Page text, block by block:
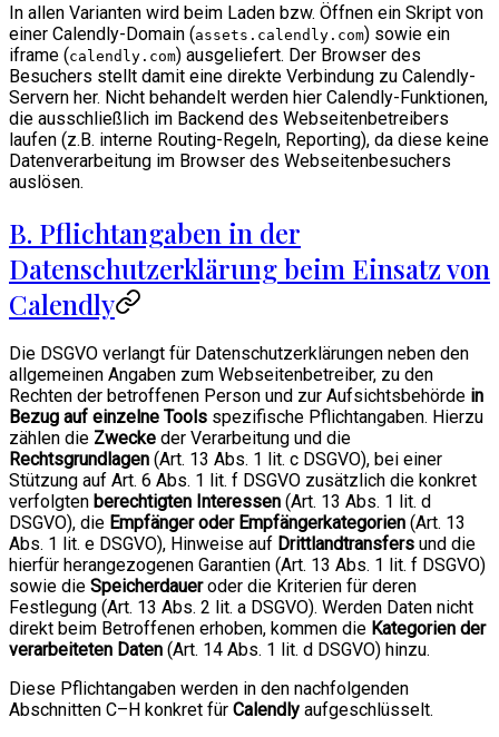
In allen Varianten wird beim Laden bzw. Öffnen ein Skript von
einer Calendly-Domain (assets.calendly.com) sowie ein
iframe (calendly.com) ausgeliefert. Der Browser des
Besuchers stellt damit eine direkte Verbindung zu Calendly-
Servern her. Nicht behandelt werden hier Calendly-Funktionen,
die ausschließlich im Backend des Webseitenbetreibers
laufen (z.B. interne Routing-Regeln, Reporting), da diese keine
Datenverarbeitung im Browser des Webseitenbesuchers
auslösen.
B. Pflichtangaben in der
Datenschutzerklärung beim Einsatz von
Calendly
Die DSGVO verlangt für Datenschutzerklärungen neben den
allgemeinen Angaben zum Webseitenbetreiber, zu den
Rechten der betroffenen Person und zur Aufsichtsbehörde in
Bezug auf einzelne Tools spezifische Pflichtangaben. Hierzu
zählen die Zwecke der Verarbeitung und die
Rechtsgrundlagen (Art. 13 Abs. 1 lit. c DSGVO), bei einer
Stützung auf Art. 6 Abs. 1 lit. f DSGVO zusätzlich die konkret
verfolgten berechtigten Interessen (Art. 13 Abs. 1 lit. d
DSGVO), die Empfänger oder Empfängerkategorien (Art. 13
Abs. 1 lit. e DSGVO), Hinweise auf Drittlandtransfers und die
hierfür herangezogenen Garantien (Art. 13 Abs. 1 lit. f DSGVO)
sowie die Speicherdaueroder die Kriterien für deren
Festlegung (Art. 13 Abs. 2 lit. a DSGVO). Werden Daten nicht
direkt beim Betroffenen erhoben, kommen die Kategorien der
verarbeiteten Daten (Art. 14 Abs. 1 lit. d DSGVO) hinzu.
Diese Pflichtangaben werden in den nachfolgenden
Abschnitten C–H konkret für Calendly aufgeschlüsselt.